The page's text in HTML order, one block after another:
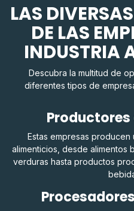
LAS
DE LAS
INDUSTRIA
Descubra la multitud de
diferentes tipos de
Estas empresas
alimenticios, desde alimentos
verduras hasta productos